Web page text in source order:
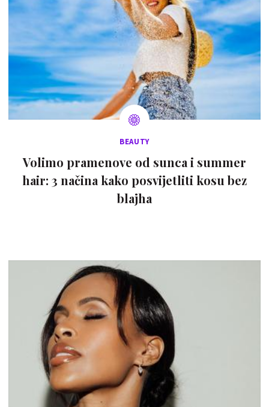
BEAUTY
Volimo pramenove od sunca i summer
hair: 3 načina kako posvijetliti kosu bez
blajha